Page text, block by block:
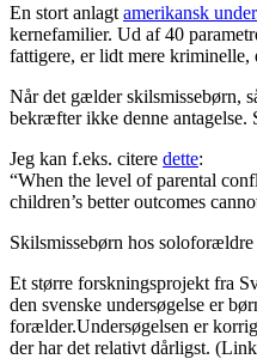
En stort anlagt amerikansk
kernefamilier. Ud af 40
fattigere, er lidt mere kriminelle,
Når det gælder skilsmissebørn,
bekræfter ikke denne antagelse.
Jeg kan f.eks. citere dette:
“When the level of parental
children’s better outcomes
Skilsmissebørn hos
Et større forskningsprojekt fra
den svenske undersøgelse er
forælder.Undersøgelsen er
der har det relativt dårligst.